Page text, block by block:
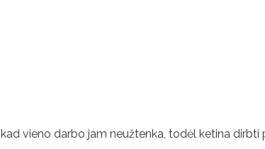
vieno darbo jam neužtenka, todėl ketina dirbti